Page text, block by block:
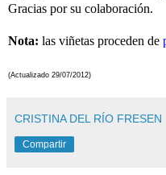
Gracias por su colaboración.
Nota: las viñetas proceden de
(Actualizado 29/07/2012)
CRISTINA DEL RÍO FRESEN
Compartir